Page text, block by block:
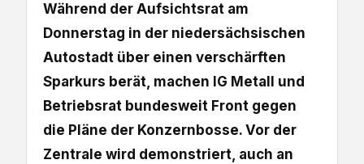
Während der Aufsichtsrat am
Donnerstag in der niedersächsischen
Autostadt über einen verschärften
Sparkurs berät, machen IG Metall und
Betriebsrat bundesweit Front gegen
die Pläne der Konzernbosse. Vor der
Zentrale wird demonstriert, auch an